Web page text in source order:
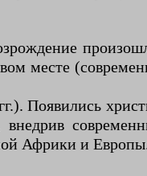
месте
Появились
Африки и